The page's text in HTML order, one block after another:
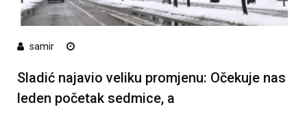
samir
Sladić najavio veliku promjenu: Očekuje nas
leden početak sedmice, a